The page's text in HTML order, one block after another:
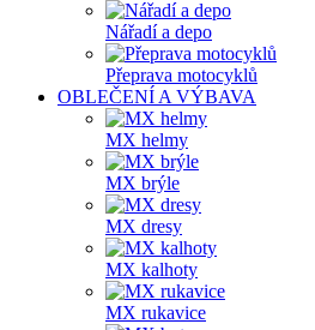
Nářadí a depo
Přeprava motocyklů
OBLEČENÍ A VÝBAVA
MX helmy
MX brýle
MX dresy
MX kalhoty
MX rukavice